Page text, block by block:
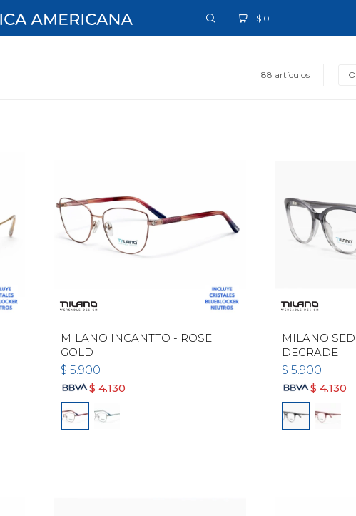
$ 0
88 artículos
MILANO INCANTTO - ROSE
GOLD
$ 5.900
$ 4.130
MILANO
DEGRADE
$ 5.900
$ 4.130